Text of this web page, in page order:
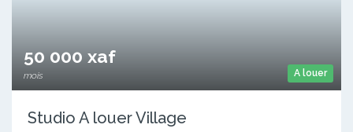
A louer
50 000 xaf
mois
Studio A louer Village